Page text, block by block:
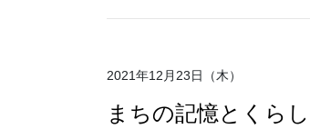
2021年12月23日（木）
まちの記憶とくら